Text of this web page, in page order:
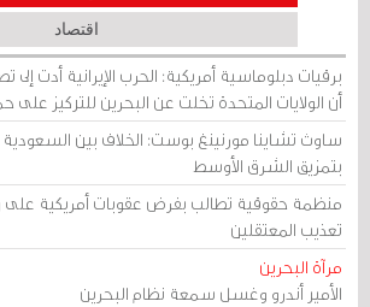
اقتصاد
برقيات دبلوماسية أمريكية: الحرب الإيرانية أدت
أن الولايات المتحدة تخلت عن البحرين للتركيز على
ساوث تشاينا مورنينغ بوست: الخلاف بين السعودية
بتمزيق الشرق الأوسط
منظمة حقوقية تطالب بفرض عقوبات أمريكية على
تعذيب المعتقلين
مرآة البحرين
الأمير أندرو وغسل سمعة نظام البحرين